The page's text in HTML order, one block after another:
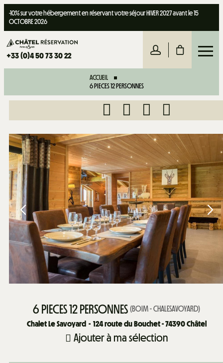
-10% sur votre hébergement en réservant votre séjour HIVER 2027 avant le 15
OCTOBRE 2026
+33 (0)4 50 73 30 22
ACCUEIL
6 PIECES 12 PERSONNES
6 PIECES 12 PERSONNES (BOIM - CHALESAVOYARD)
Chalet Le Savoyard
124route du Bouchet - 74390 Châtel
Ajouter à ma sélection